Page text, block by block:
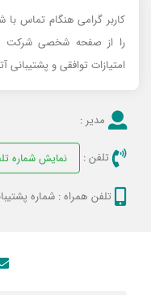
کاربر گرامی هنگام تماس با
را از صفحه شخصی شرکت
امتیازات توافقی و
مدیر :
تلفن : نمایش شماره
تلفن همراه : شماره پشتیبانی